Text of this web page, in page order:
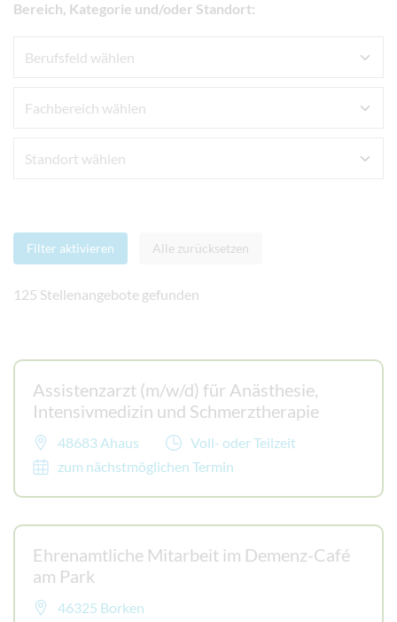
Bereich, Kategorie und/oder Standort:
Filter aktivieren Alle zurücksetzen
125 Stellenangebote gefunden
Assistenzarzt (m/w/d) für Anästhesie,
Intensivmedizin und Schmerztherapie
48683 Ahaus
Voll- oder Teilzeit
zum nächstmöglichen Termin
Ehrenamtliche Mitarbeit im Demenz-Café
am Park
46325 Borken